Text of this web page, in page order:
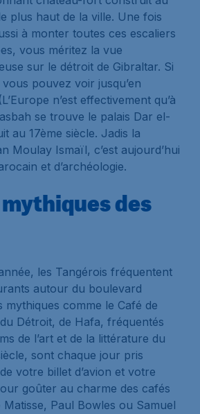
plus haut de la ville. Une fois
à monter toutes ces escaliers
vous méritez la vue
sur le détroit de Gibraltar. Si
pouvez voir jusqu’en
n’est effectivement qu’à
se trouve le palais Dar el-
au 17ème siècle. Jadis la
Moulay Ismaïl, c’est aujourd’hui
et d’archéologie.
des
les Tangérois fréquentent
autour du boulevard
mythiques comme le Café de
Détroit, de Hafa, fréquentés
de l’art et de la littérature du
sont chaque jour pris
votre billet d’avion et votre
goûter au charme des cafés
Paul Bowles ou Samuel